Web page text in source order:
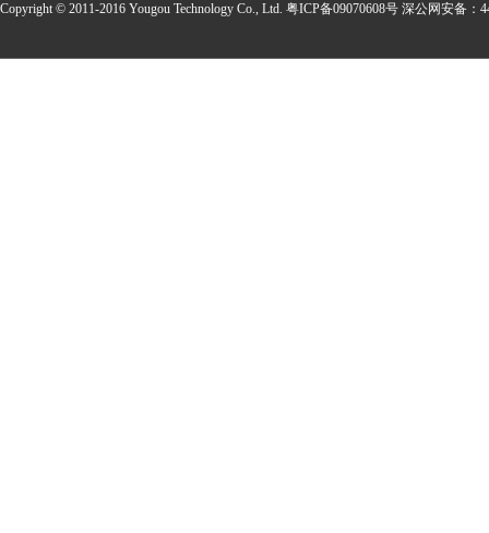
Copyright © 2011-2016 Yougou Technology Co., Ltd. 粤ICP备09070608号 深公网安备：